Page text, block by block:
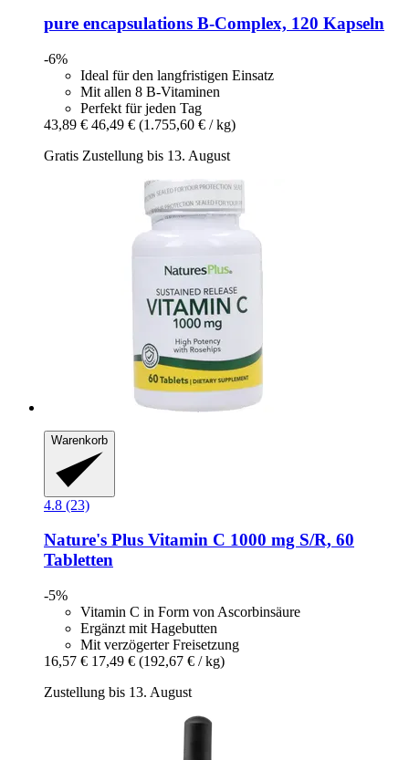
pure encapsulations B-​Complex, 120 Kapseln
-6%
Ideal für den langfristigen Einsatz
Mit allen 8 B-Vitaminen
Perfekt für jeden Tag
43,89 € 46,49 € (1.755,60 € / kg)
Gratis Zustellung bis 13. August
Warenkorb
4.8 (23)
Nature's Plus Vitamin C 1000 mg S/R, 60
Tabletten
-5%
Vitamin C in Form von Ascorbinsäure
Ergänzt mit Hagebutten
Mit verzögerter Freisetzung
16,57 € 17,49 € (192,67 € / kg)
Zustellung bis 13. August